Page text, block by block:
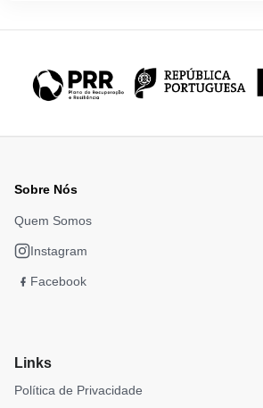
Sobre Nós
Quem Somos
Instagram
Facebook
Links
Política de Privacidade